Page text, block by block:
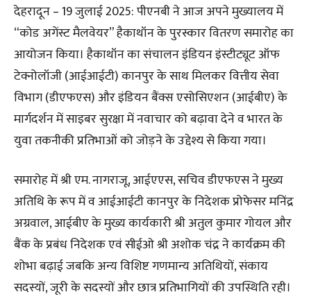
देहरादून – 19 जुलाई 2025: पीएनबी ने आज अपने मुख्यालय में
“कोड अगेंस्ट मैलवेयर” हैकाथॉन के पुरस्कार वितरण समारोह का
आयोजन किया। हैकाथॉन का संचालन इंडियन इंस्टीट्यूट ऑफ
टेक्नोलॉजी (आईआईटी) कानपुर के साथ मिलकर वित्तीय सेवा
विभाग (डीएफएस) और इंडियन बैंक्स एसोसिएशन (आईबीए) के
मार्गदर्शन में साइबर सुरक्षा में नवाचार को बढ़ावा देने व भारत के
युवा तकनीकी प्रतिभाओं को जोड़ने के उद्देश्य से किया गया।
समारोह में श्री एम. नागराजू, आईएएस, सचिव डीएफएस ने मुख्य
अतिथि के रूप में व आईआईटी कानपुर के निदेशक प्रोफेसर मनिंद्र
अग्रवाल, आईबीए के मुख्य कार्यकारी श्री अतुल कुमार गोयल और
बैंक के प्रबंध निदेशक एवं सीईओ श्री अशोक चंद्र ने कार्यक्रम की
शोभा बढ़ाई जबकि अन्य विशिष्ट गणमान्य अतिथियों, संकाय
सदस्यों, जूरी के सदस्यों और छात्र प्रतिभागियों की उपस्थिति रही।